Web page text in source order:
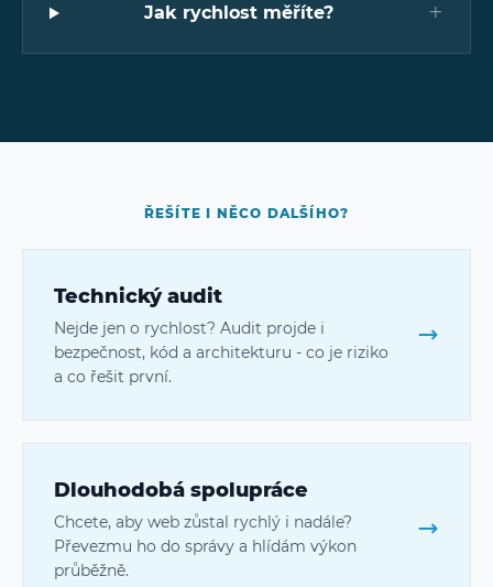
Jak rychlost měříte? +
ŘEŠÍTE I NĚCO DALŠÍHO?
Technický audit
Nejde jen o rychlost? Audit projde i
bezpečnost, kód a architekturu - co je riziko
a co řešit první.
Dlouhodobá spolupráce
Chcete, aby web zůstal rychlý i nadále?
Převezmu ho do správy a hlídám výkon
průběžně.